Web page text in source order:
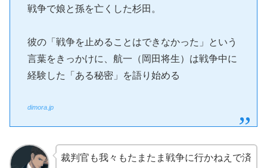
戦争で娘と孫を亡くした杉田。
彼の「戦争を止めることはできなかった」という
言葉をきっかけに、航一（岡田将生）は戦争中に
経験した「ある秘密」を語り始める
dimora.jp
裁判官も我々もたまたま戦争に行かねえで済